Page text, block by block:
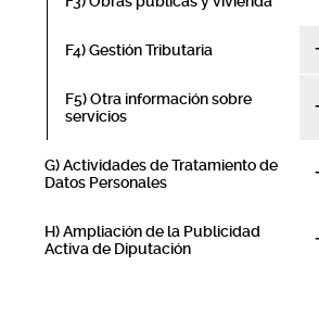
F4) Gestión Tributaria
F5) Otra información sobre
servicios
G) Actividades de Tratamiento de
Datos Personales
H) Ampliación de la Publicidad
Activa de Diputación